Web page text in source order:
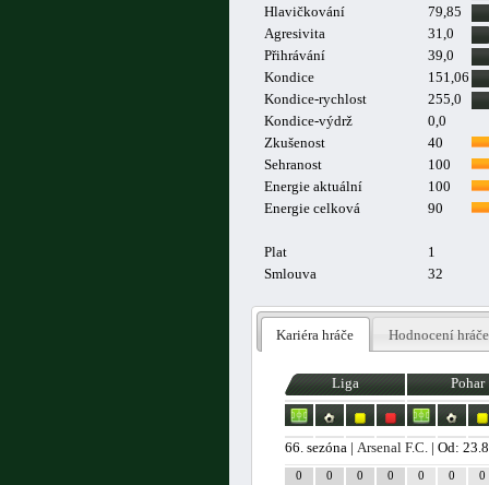
Hlavičkování
79,85
Agresivita
31,0
Přihrávání
39,0
Kondice
151,06
Kondice-rychlost
255,0
Kondice-výdrž
0,0
Zkušenost
40
Sehranost
100
Energie aktuální
100
Energie celková
90
Plat
1
Smlouva
32
Kariéra hráče Hodnocení hráče
Liga Pohar
66. sezóna | Arsenal F.C. | Od:
0 0 0 0 0 0 0